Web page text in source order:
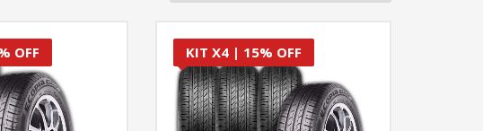
OFF KIT X4 | 15% OFF